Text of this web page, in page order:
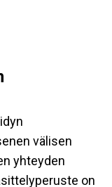
välisen
yhteyden
on